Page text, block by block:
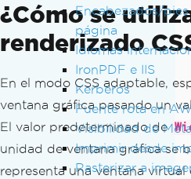
Encabezados/
página
Idiomas
IronPDF e IIS
Kerberos
Fuente rota en
Visibilidad de
Imprimir desde
Rasterizar a
¿Cómo se
renderizado
En el modo CSS adaptable,
ventana gráfica pasando un
El valor predeterminado de
unidad de ventana gráfica se
representa una ventana